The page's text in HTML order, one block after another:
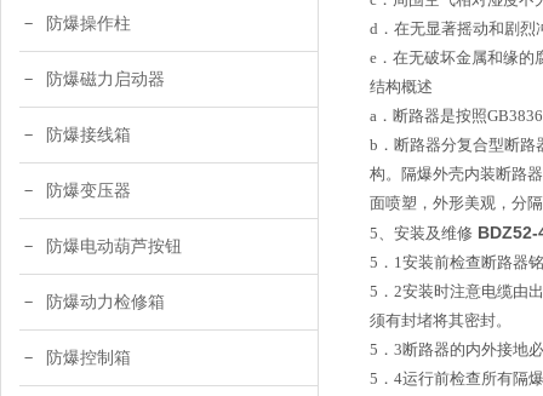
防爆操作柱
防爆磁力启动器
防爆接线箱
防爆变压器
防爆电动葫芦按钮
防爆动力检修箱
防爆控制箱
d． 在无显著摇动和剧烈
e． 在无破坏金属和缘的
结构概述
a． 断路器是按照
b． 断路器分复合型断路
构。隔爆外壳内装断路
面喷塑，外形美观，分
5、安装及维修 BDZ52-
5 ．1安装前检查断路器
5 ．2安装时注意电缆由
须有封堵将其密封。
5 ．3断路器的内外接地
5 ．4运行前检查所有隔